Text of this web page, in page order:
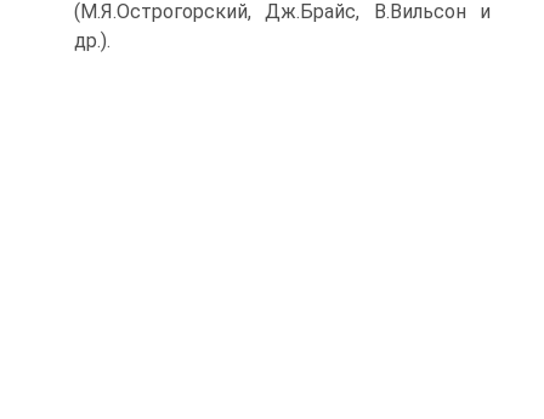
(М.Я.Острогорский, Дж.Брайс, В.Вильсон и
др.).